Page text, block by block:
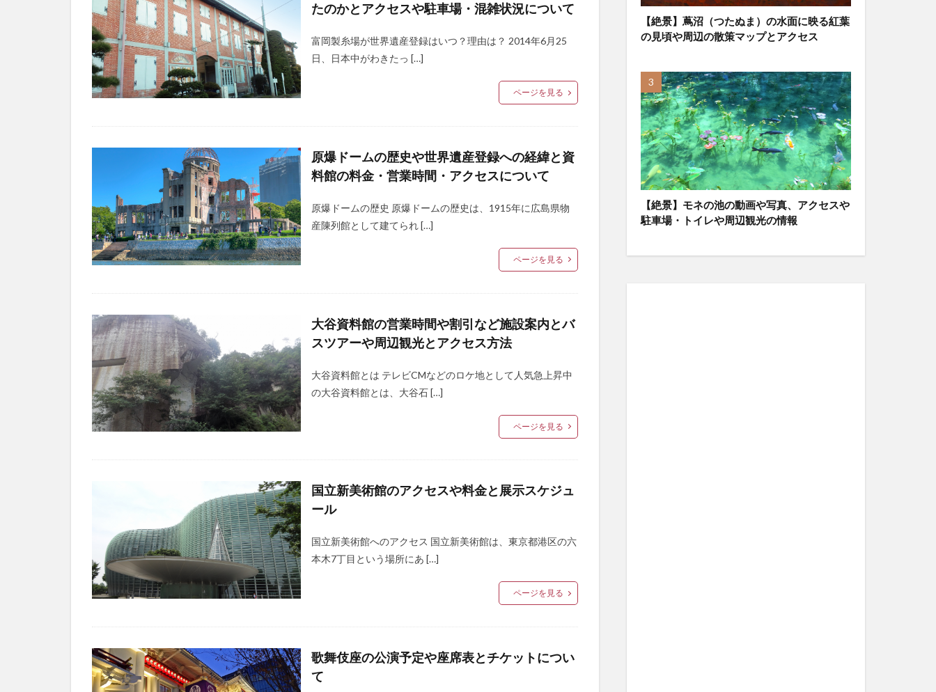
たのかとアクセスや駐車場・混雑状況について
富岡製糸場が世界遺産登録はいつ？理由は？ 2014年6月25
日、日本中がわきたっ […]
ページを見る
原爆ドームの歴史や世界遺産登録への経緯と資
料館の料金・営業時間・アクセスについて
原爆ドームの歴史 原爆ドームの歴史は、1915年に広島県物
産陳列館として建てられ […]
ページを見る
大谷資料館の営業時間や割引など施設案内とバ
スツアーや周辺観光とアクセス方法
大谷資料館とは テレビCMなどのロケ地として人気急上昇中
の大谷資料館とは、大谷石 […]
ページを見る
国立新美術館のアクセスや料金と展示スケジュ
ール
国立新美術館へのアクセス 国立新美術館は、東京都港区の六
本木7丁目という場所にあ […]
ページを見る
歌舞伎座の公演予定や座席表とチケットについ
て
【絶景】蔦沼（つたぬま）の水面に映る紅葉
の見頃や周辺の散策マップとアクセス
【絶景】モネの池の動画や写真、アクセスや
駐車場・トイレや周辺観光の情報